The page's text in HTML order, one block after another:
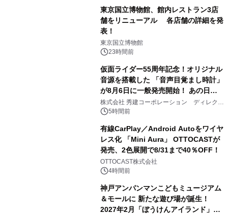
東京国立博物館、館内レストラン3店
舗をリニューアル 各店舗の詳細を発
表！
東京国立博物館
23時間前
仮面ライダー55周年記念！オリジナル
音源を搭載した 「音声目覚まし時計」
が8月6日に一般発売開始！ あの日の
大興奮が今甦る
株式会社 秀建コーポレーション ディレクト
アートギャラリー
5時間前
有線CarPlay／Android Autoをワイヤ
レス化 「Mini Aura」 OTTOCASTが
発売、2色展開で8/31まで40％OFF！
OTTOCAST株式会社
4時間前
神戸アンパンマンこどもミュージアム
＆モールに 新たな遊び場が誕生！
2027年2月「ぼうけんアイランド」が